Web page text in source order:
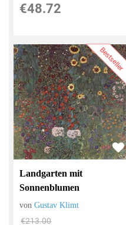
€48.72
Bestseller
Landgarten mit
Sonnenblumen
vonGustav Klimt
€213.00